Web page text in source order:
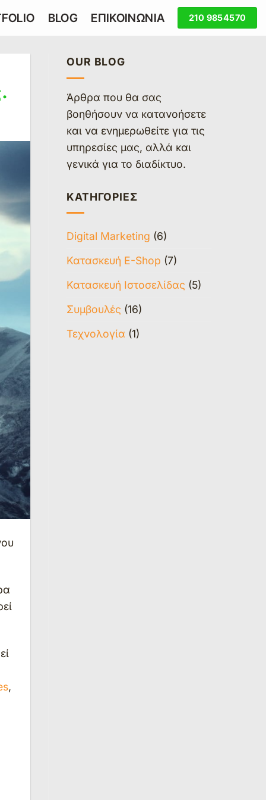
BLOG ΕΠΙΚΟΙΝΩΝΙΑ 210 9854570
,
OUR BLOG
Άρθρα που θα σας
βοηθήσουν να κατανοήσετε
και να ενημερωθείτε για τις
υπηρεσίες μας, αλλά και
γενικά για το διαδίκτυο.
KΑΤΗΓΟΡΊΕΣ
Digital Marketing (6)
Κατασκευή E-Shop (7)
Κατασκευή Ιστοσελίδας (5)
Συμβουλές (16)
Τεχνολογία (1)